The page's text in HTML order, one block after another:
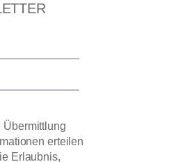
Übermittlung
erteilen
Erlaubnis,